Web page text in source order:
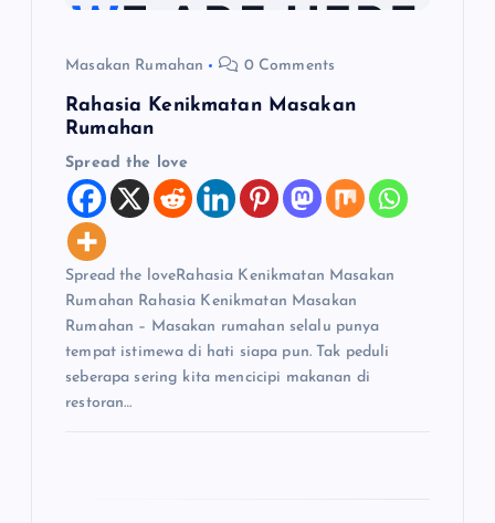
Masakan Rumahan 0 Comments
Rahasia Kenikmatan Masakan
Rumahan
Spread the love
Spread the loveRahasia Kenikmatan Masakan
Rumahan Rahasia Kenikmatan Masakan
Rumahan – Masakan rumahan selalu punya
tempat istimewa di hati siapa pun. Tak peduli
seberapa sering kita mencicipi makanan di
restoran…